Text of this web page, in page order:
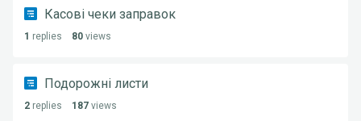
Касові чеки заправок
1 replies 80 views
Подорожні листи
2 replies 187 views